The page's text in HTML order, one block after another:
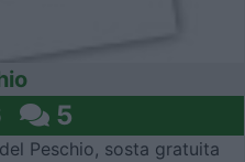
5
Peschio, sosta gratuita